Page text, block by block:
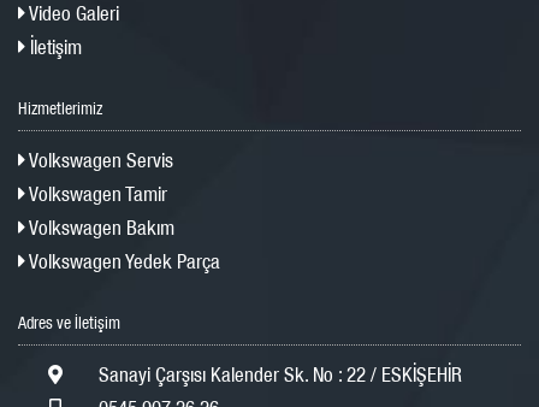
Video Galeri
İletişim
Hizmetlerimiz
Volkswagen Servis
Volkswagen Tamir
Volkswagen Bakım
Volkswagen Yedek Parça
Adres ve İletişim
Sanayi Çarşısı Kalender Sk. No : 22 / ESKİŞEHİR